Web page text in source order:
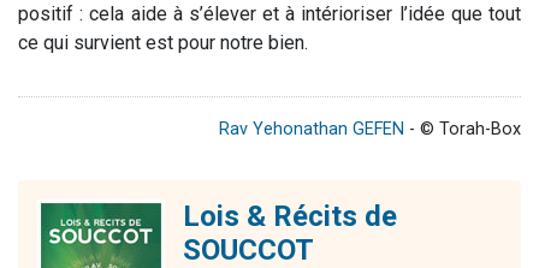
positif : cela aide à s’élever et à intérioriser l’idée que tout
ce qui survient est pour notre bien.
Rav Yehonathan GEFEN - © Torah-Box
Lois & Récits de
SOUCCOT